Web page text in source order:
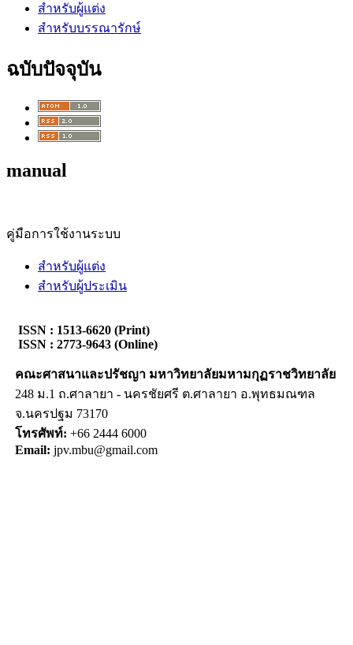
สำหรับผู้แต่ง
สำหรับบรรณารักษ์
ฉบับปัจจุบัน
manual
คู่มือการใช้งานระบบ
สำหรับผู้แต่ง
สำหรับผู้ประเมิน
ISSN : 1513-6620 (Print)
ISSN : 2773-9643 (Online)
คณะศาสนาและปรัชญา มหาวิทยาลัยมหามกุฏราชวิทยาลัย
248 ม.1 ถ.ศาลายา - นครชัยศรี ต.ศาลายา อ.พุทธมณฑล
จ.นครปฐม 73170
โทรศัพท์: +66 2444 6000
Email: jpv.mbu@gmail.com